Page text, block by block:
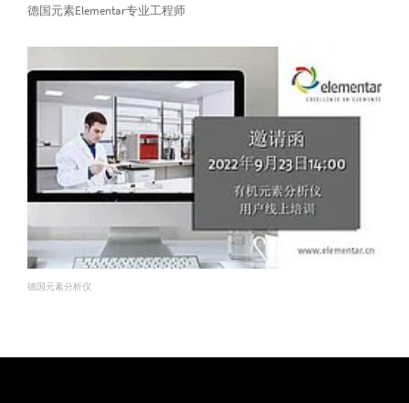
德国元素Elementar专业工程师
德国元素分析仪